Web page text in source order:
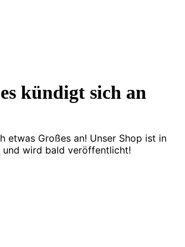
kündigt sich an
etwas Großes an! Unser Shop ist in
und wird bald veröffentlicht!